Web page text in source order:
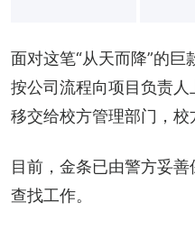
面对这笔“从天而降”的巨
按公司流程向项目负责
移交给校方管理部门，校
目前，金条已由警方妥
查找工作。